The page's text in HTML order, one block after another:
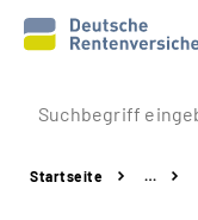
Prävention
Startseite …